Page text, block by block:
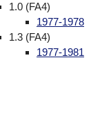
1.0 (FA4)
1977-1978
1.3 (FA4)
1977-1981